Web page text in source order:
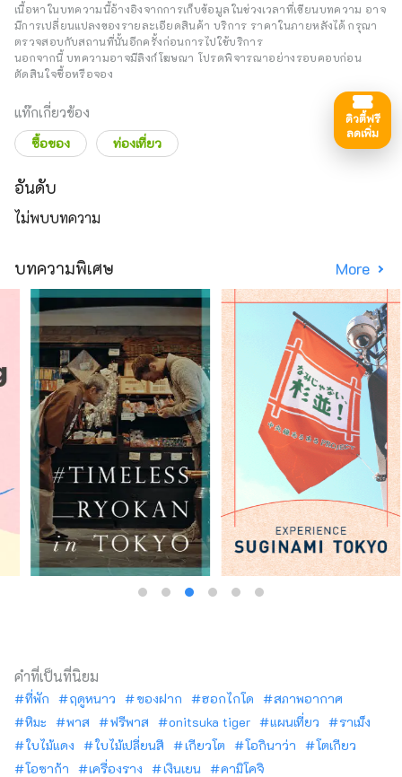
เนื้อหาในบทความนี้อ้างอิงจากการเก็บข้อมูลในช่วงเวลาที่เขียนบทความ อาจ
มีการเปลี่ยนแปลงของรายละเอียดสินค้า บริการ ราคาในภายหลังได้ กรุณา
ตรวจสอบกับสถานที่นั้นอีกครั้งก่อนการไปใช้บริการ
นอกจากนี้ บทความอาจมีลิงก์โฆษณา โปรดพิจารณาอย่างรอบคอบก่อน
ตัดสินใจซื้อหรือจอง
แท๊กเกี่ยวข้อง
ซื้อของ ท่องเที่ยว
อันดับ
ไม่พบบทความ
บทความพิเศษ More
คำที่เป็นที่นิยม
ที่พัก ฤดูหนาว ของฝาก ฮอกไกโด
สภาพอากาศ
หิมะ
พาส ฟรีพาส onitsuka tiger แผนเที่ยว
ราเม็ง
ใบไม้แดง
ใบไม้เปลี่ยนสี เกียวโต โอกินาว่า
โตเกียว
โอซาก้า
เครื่องราง เงินเยน คามิโคจิ
ดิวตี้ฟรี
ลดเพิ่ม